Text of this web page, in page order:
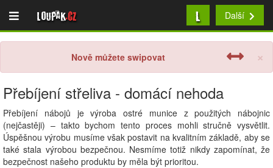
Loupak.cz L Další
×
Nově můžete swipovat
Přebíjení střeliva - domácí nehoda
Přebíjení nábojů je výroba ostré munice z použitých nábojnic
(nejčastěji) – takto bychom tento proces mohli stručně vysvětlit.
Úspěšnou výrobu musíme však postavit na kvalitním základě, aby se
také stala výrobou bezpečnou. Nesmíme totiž nikdy zapomínat, že
bezpečnost našeho produktu by měla být prioritou.